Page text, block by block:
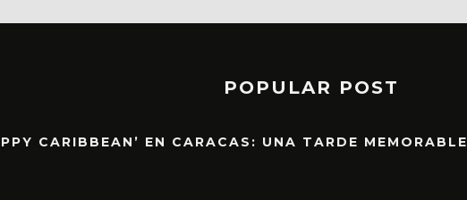
POPULAR POST
CARIBBEAN’ EN CARACAS: UNA TARDE MEMORABLE